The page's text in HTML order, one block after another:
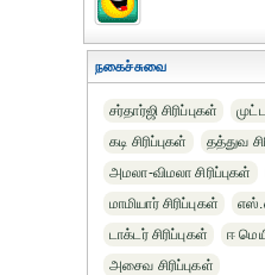
நகைச்சுவை
சர்தார்ஜி சிரிப்புகள்
கடி சிரிப்புகள்
தத்துவ
அமலா-விமலா சிரிப்புகள்
மாமியார் சிரிப்புகள்
டாக்டர் சிரிப்புகள்
ஈ
அசைவ சிரிப்புகள்